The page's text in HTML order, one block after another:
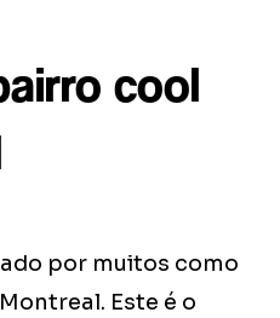
cool
por muitos como
Este é o